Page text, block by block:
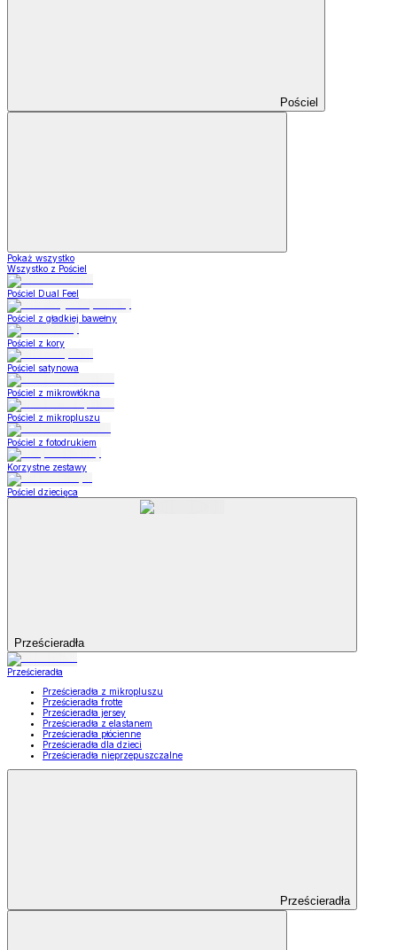
Pościel
Pokaż wszystko
Wszystko z Pościel
Pościel Dual Feel
Pościel z gładkiej bawełny
Pościel z kory
Pościel satynowa
Pościel z mikrowłókna
Pościel z mikropluszu
Pościel z fotodrukiem
Korzystne zestawy
Pościel dziecięca
Prześcieradła
Prześcieradła
Prześcieradła z mikropluszu
Prześcieradła frotte
Prześcieradła jersey
Prześcieradła z elastanem
Prześcieradła płócienne
Prześcieradła dla dzieci
Prześcieradła nieprzepuszczalne
Prześcieradła